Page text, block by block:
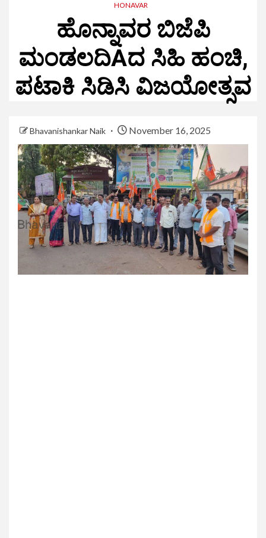
HONAVAR
ಹೊನ್ನಾವರ ಬಿಜೆಪಿ
ಮಂಡಲದಿAದ ಸಿಹಿ ಹಂಚಿ,
ಪಟಾಕಿ ಸಿಡಿಸಿ ವಿಜಯೋತ್ಸವ
Bhavanishankar Naik November 16, 2025